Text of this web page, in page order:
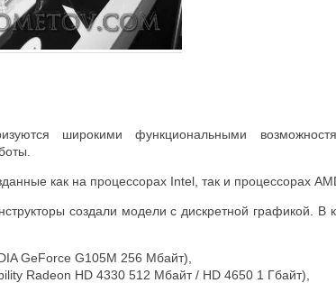
широкими функциональными
как на процессорах Intel, так и процессорах
создали модели с дискретной графикой. В
GeForce G105M 256 Мбайт),
Radeon HD 4330 512 Мбайт / HD 4650 1 Гбайт),